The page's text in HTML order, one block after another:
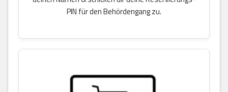
PIN für den Behördengang zu.